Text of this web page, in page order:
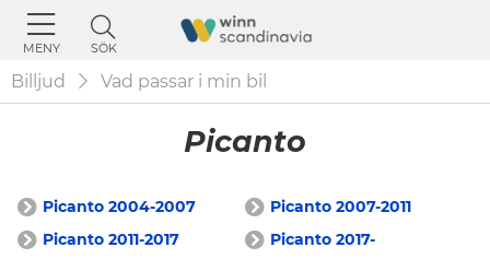
MENY SÖK
Billjud Vad passar i min bil
Picanto
Picanto 2004-2007
Picanto 2007-2011
Picanto 2011-2017
Picanto 2017-